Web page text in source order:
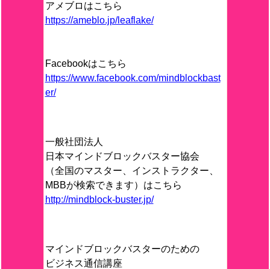
アメブロはこちら
https://ameblo.jp/leaflake/
Facebookはこちら
https://www.facebook.com/mindblockbast
er/
一般社団法人
日本マインドブロックバスター協会
（全国のマスター、インストラクター、
MBBが検索できます）はこちら
http://mindblock-buster.jp/
マインドブロックバスターのための
ビジネス通信講座